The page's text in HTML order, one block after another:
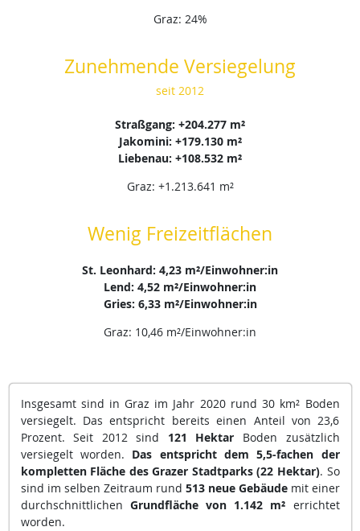
Graz: 24%
Zunehmende Versiegelung
seit 2012
Straßgang: +204.277 m²
Jakomini: +179.130 m²
Liebenau: +108.532 m²
Graz: +1.213.641 m²
Wenig Freizeitflächen
St. Leonhard: 4,23 m²/Einwohner:in
Lend: 4,52 m²/Einwohner:in
Gries: 6,33 m²/Einwohner:in
Graz: 10,46 m²/Einwohner:in
Insgesamt sind in Graz im Jahr 2020 rund 30 km² Boden
versiegelt. Das entspricht bereits einen Anteil von 23,6
Prozent. Seit 2012 sind 121 Hektar Boden zusätzlich
versiegelt worden. Das entspricht dem 5,5-fachen der
kompletten Fläche des Grazer Stadtparks (22 Hektar). So
sind im selben Zeitraum rund 513 neue Gebäudemit einer
durchschnittlichen Grundfläche von 1.142 m² errichtet
worden.